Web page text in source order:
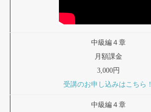
中級編４章
月額課金
3,000円
受講のお申し込みはこちら！
中級編４章